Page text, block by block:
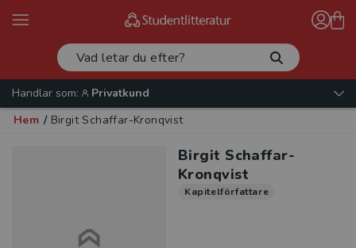
Handlar som:
Privatkund
Hem / Birgit Schaffar-Kronqvist
Birgit Schaffar-
Kronqvist
Kapitelförfattare